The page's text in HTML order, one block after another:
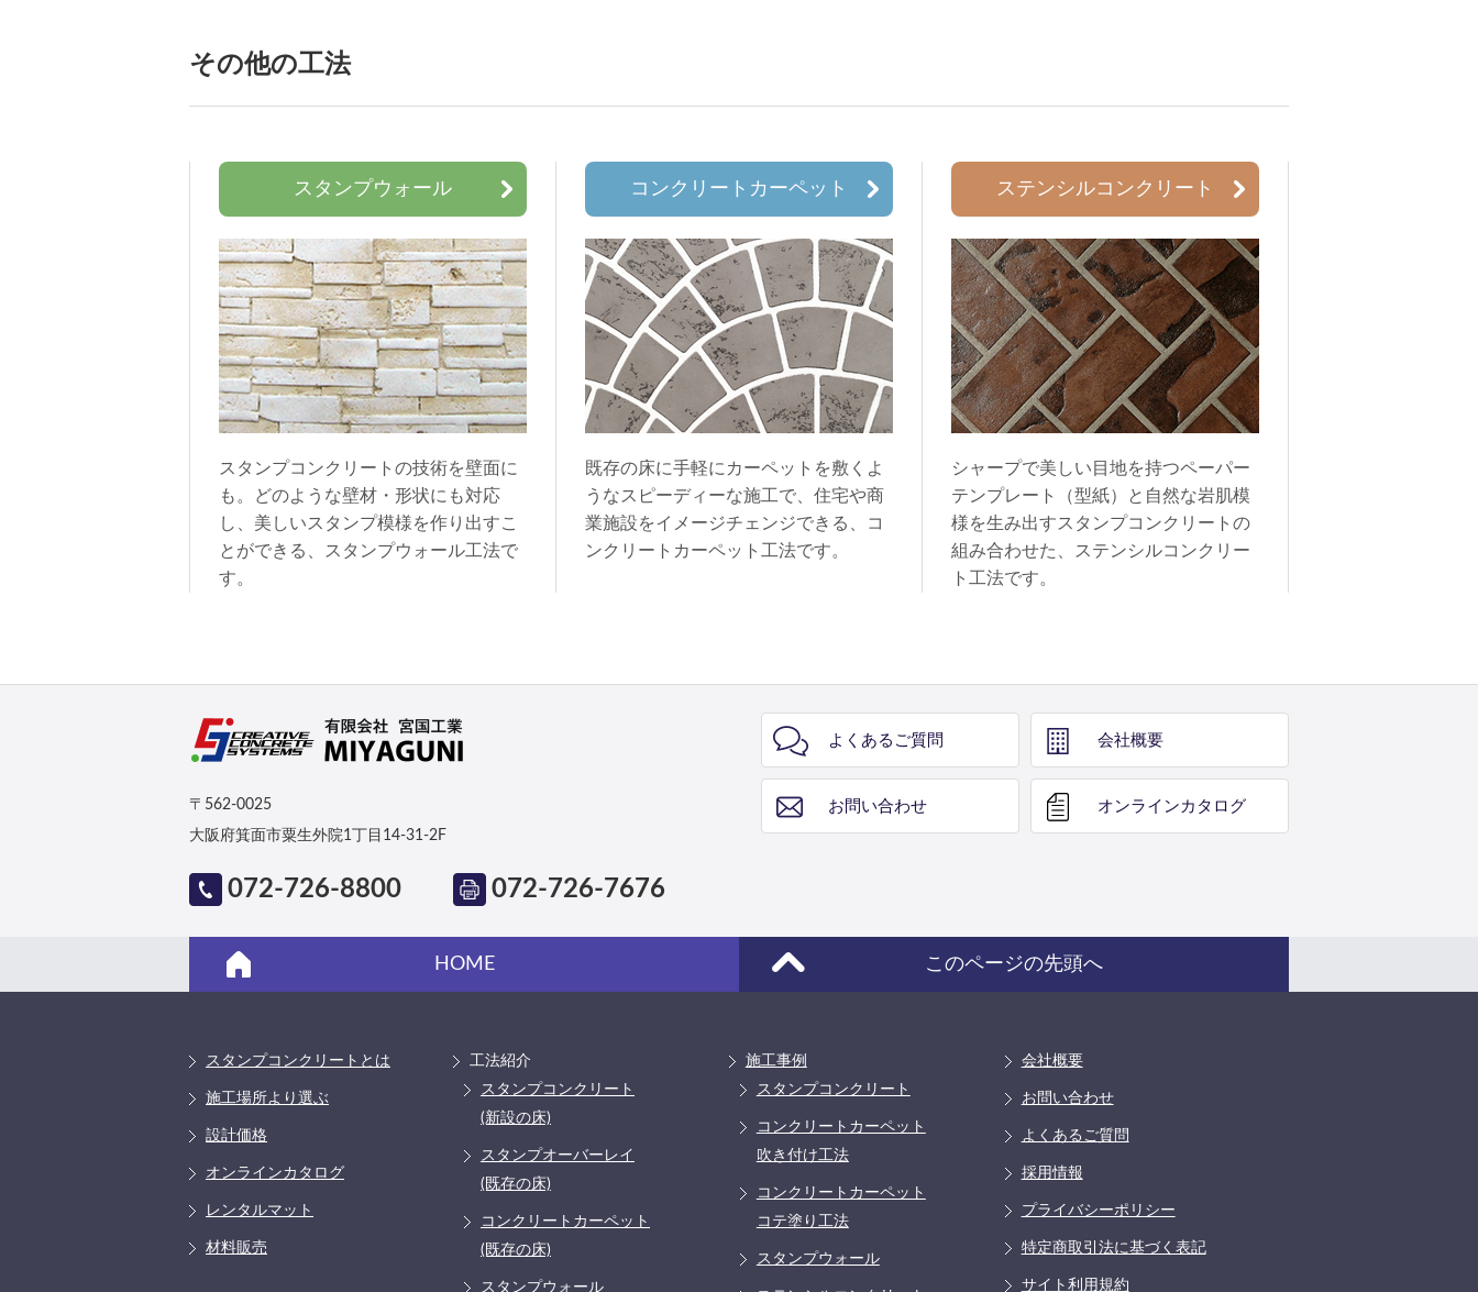
その他の工法
スタンプウォール
スタンプコンクリートの技術を壁面に
も。どのような壁材・形状にも対応
し、美しいスタンプ模様を作り出すこ
とができる、スタンプウォール工法で
す。
コンクリートカーペット
既存の床に手軽にカーペットを敷くよ
うなスピーディーな施工で、住宅や商
業施設をイメージチェンジできる、コ
ンクリートカーペット工法です。
ステンシルコンクリート
シャープで美しい目地を持つペーパー
テンプレート（型紙）と自然な岩肌模
様を生み出すスタンプコンクリートの
組み合わせた、ステンシルコンクリー
ト工法です。
〒562-0025
大阪府箕面市粟生外院1丁目14-31-2F
072-726-8800 072-726-7676
よくあるご質問 会社概要
お問い合わせ オンライン カタログ
HOME このページの先頭へ
スタンプコンクリートとは
施工場所より選ぶ
設計価格
オンラインカタログ
レンタルマット
材料販売
工法紹介
スタンプコンクリート
(新設の床)
スタンプオーバーレイ
(既存の床)
コンクリートカーペット
(既存の床)
スタンプウォール
施工事例
スタンプコンクリート
コンクリートカーペット
吹き付け工法
コンクリートカーペット
コテ塗り工法
スタンプウォール
会社概要
お問い合わせ
よくあるご質問
採用情報
プライバシーポリシー
特定商取引法に基づく表記
サイト利用規約